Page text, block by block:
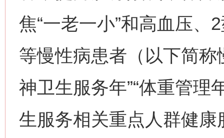
焦“一老一小”和高血压、
等慢性病患者（以下简称
神卫生服务年”“体重管理
生服务相关重点人群健康